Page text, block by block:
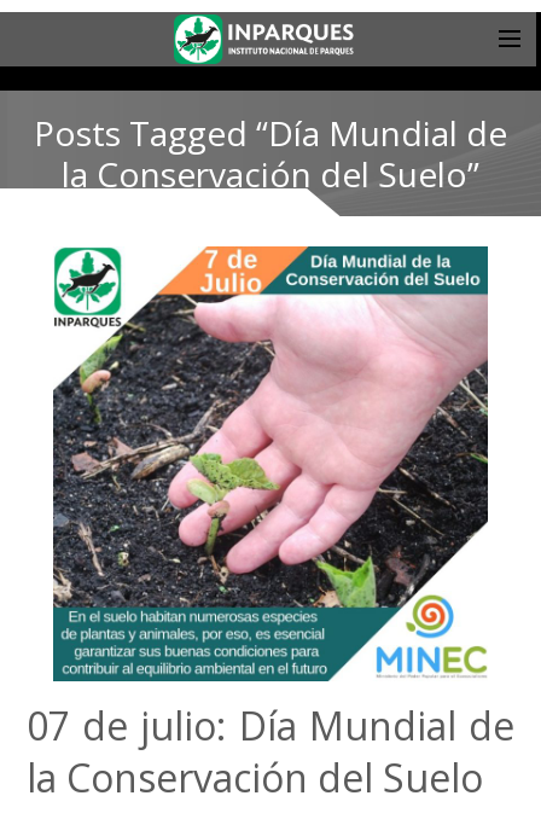
Posts Tagged “Día Mundial de
la Conservación del Suelo”
07 de julio: Día Mundial de
la Conservación del Suelo